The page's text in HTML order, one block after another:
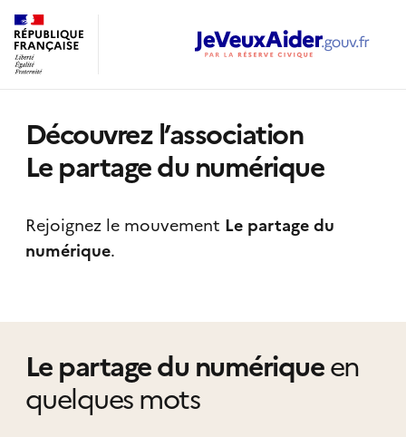
Découvrez l’association
Le partage du numérique
Rejoignez le mouvement Le partage du
numérique.
Le partage du numériqueen
quelques mots